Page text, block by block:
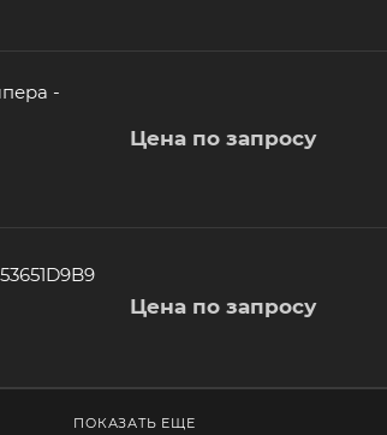
-
Цена по запросу
Цена по запросу
ПОКАЗАТЬ ЕЩЕ